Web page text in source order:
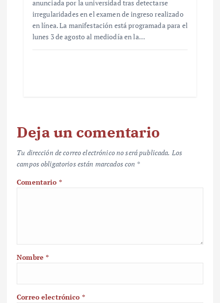
anunciada por la universidad tras detectarse
irregularidades en el examen de ingreso realizado
en línea. La manifestación está programada para el
lunes 3 de agosto al mediodía en la…
Deja un comentario
Tu dirección de correo electrónico no será publicada. Los
campos obligatorios están marcados con *
Comentario *
Nombre*
Correo electrónico *